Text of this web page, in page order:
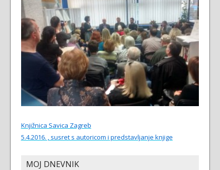
Knjižnica Savica Zagreb
5.4.2016. , susret s autoricom i predstavljanje knjige
MOJ DNEVNIK